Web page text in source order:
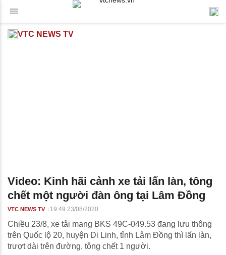
VTC NEWS TV
Video: Kinh hãi cảnh xe tải lấn làn, tông
chết một người đàn ông tại Lâm Đồng
VTC NEWS TV 19:49 23/08/2020
Chiều 23/8, xe tải mang BKS 49C-049.53 đang lưu thông
trên Quốc lộ 20, huyện Di Linh, tỉnh Lâm Đồng thì lấn làn,
trượt dài trên đường, tông chết 1 người.